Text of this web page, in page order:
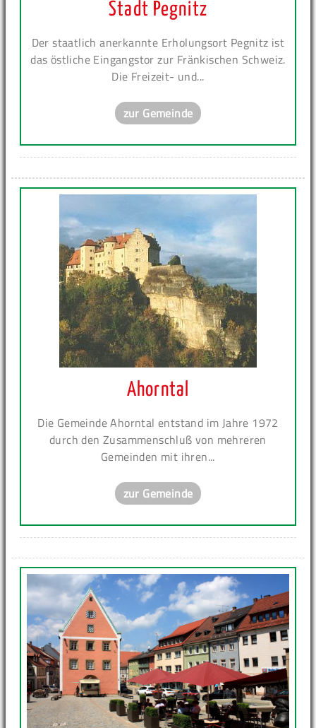
Stadt Pegnitz
Der staatlich anerkannte Erholungsort Pegnitz ist
das östliche Eingangstor zur Fränkischen Schweiz.
Die Freizeit- und...
zur Gemeinde
Ahorntal
Die Gemeinde Ahorntal entstand im Jahre 1972
durch den Zusammenschluß von mehreren
Gemeinden mit ihren...
zur Gemeinde